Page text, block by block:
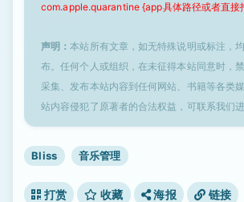
com.apple.quarantine {app具体路径或者直接
声明：本站所有文章，如无特殊说明或标注，
布。任何个人或组织，在未征得本站同意时，禁
采集、发布本站内容到任何网站、书籍等各类
站内容侵犯了原著者的合法权益，可联系我们进
Bliss 音乐管理
打赏 收藏 海报 链接